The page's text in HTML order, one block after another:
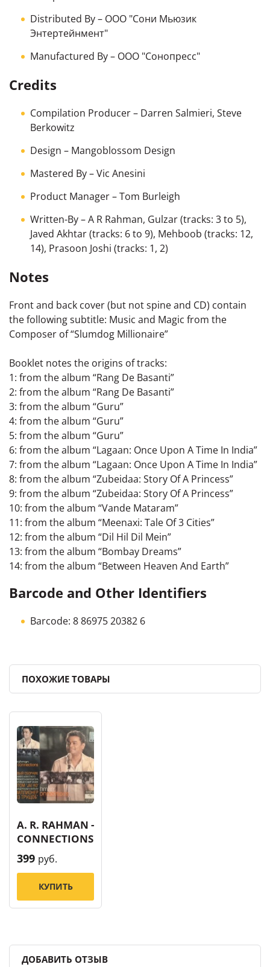
Distributed By– ООО "Сони Мьюзик
Энтертейнмент"
Manufactured By– ООО "Сонопресс"
Credits
Compilation Producer– Darren Salmieri, Steve
Berkowitz
Design – Mangoblossom Design
Mastered By–Vic Anesini
Product Manager–Tom Burleigh
Written-By–A R Rahman, Gulzar(tracks: 3 to 5),
Javed Akhtar(tracks: 6 to 9), Mehboob (tracks: 12,
14), Prasoon Joshi (tracks: 1, 2)
Notes
Front and back cover (but not spine and CD) contain
the following subtitle: Music and Magic from the
Composer of “Slumdog Millionaire”
Booklet notes the origins of tracks:
1: from the album “Rang De Basanti”
2: from the album “Rang De Basanti”
3: from the album “Guru”
4: from the album “Guru”
5: from the album “Guru”
6: from the album “Lagaan: Once Upon A Time In India”
7: from the album “Lagaan: Once Upon A Time In India”
8: from the album “Zubeidaa: Story Of A Princess”
9: from the album “Zubeidaa: Story Of A Princess”
10: from the album “Vande Mataram”
11: from the album “Meenaxi: Tale Of 3 Cities”
12: from the album “Dil Hil Dil Mein”
13: from the album “Bombay Dreams”
14: from the album “Between Heaven And Earth”
Barcode and Other Identifiers
Barcode: 8 86975 20382 6
ПОХОЖИЕ ТОВАРЫ
A. R. RAHMAN -
CONNECTIONS
399 руб.
КУПИТЬ
ДОБАВИТЬ ОТЗЫВ